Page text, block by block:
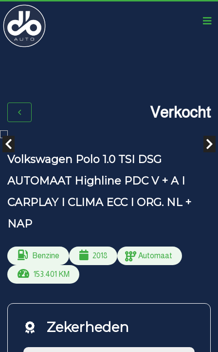
Verkocht
Volkswagen Polo 1.0 TSI DSG
AUTOMAAT Highline PDC V + A I
CARPLAY I CLIMA ECC I ORG. NL +
NAP
Benzine 2018 Automaat
153.401 KM
Zekerheden